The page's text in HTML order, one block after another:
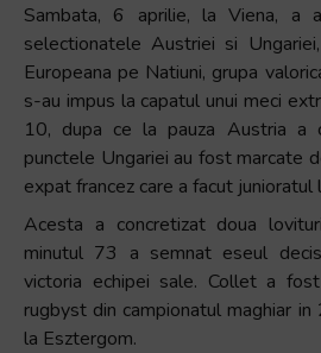
Sambata, 6 aprilie, la Viena, a
selectionatele Austriei si
Europeana pe Natiuni, grupa
s-au impus la capatul unui meci
10, dupa ce la pauza Austria a
punctele Ungariei au fost marcate
expat francez care a facut junioratul
Acesta a concretizat doua
minutul 73 a semnat eseul
victoria echipei sale. Collet a
rugbyst din campionatul maghiar
la Esztergom.